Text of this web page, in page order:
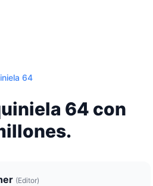
64
64 con
(Editor)